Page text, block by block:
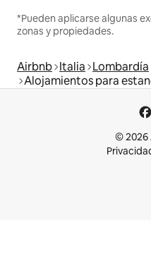
*Pueden aplicarse algunas
zonas y propiedades.
Airbnb Italia Lombardía
Alojamientos para
© 2026